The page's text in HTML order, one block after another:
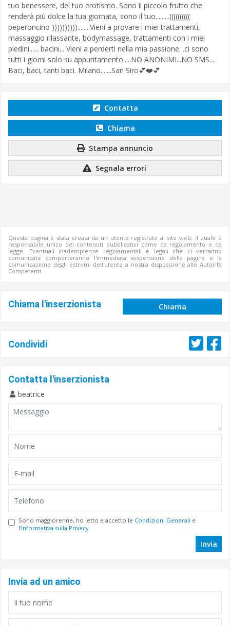
tuo benessere, del tuo erotismo. Sono il piccolo frutto che
renderà più dolce la tua giornata, sono il tuo.........((((((((((
peperoncino ))))))))))........Vieni a provare i miei trattamenti,
massaggio rilassante, bodymassage, trattamenti con i miei
piedini...... bacini... Vieni a perderti nella mia passione. .ci sono
tutti i giorni solo su appuntamento.....NO ANONIMI...NO SMS....
Baci, baci, tanti baci. Milano.......San Siro💕❤️💕
Contatta
Chiama
Stampa annuncio
Segnala errori
Questa pagina è stata creata da un utente registrato al sito web, il quale è
responsabile unico dei contenuti pubblicativi come da regolamento e da
legge. Eventuali inadempienze regolamentali e legali che ci verranno
comunicate comporteranno l'immediata sospensione della pagina e la
comunicazione degli estremi dell'utente a nostra disposizione alle Autorità
Competenti.
Chiama l'inserzionista Chiama
Condividi
Contatta l'inserzionista
beatrice
Sono maggiorenne, ho letto e accetto le Condizioni Generali e
l'Informativa sulla Privacy
Invia
Invia ad un amico